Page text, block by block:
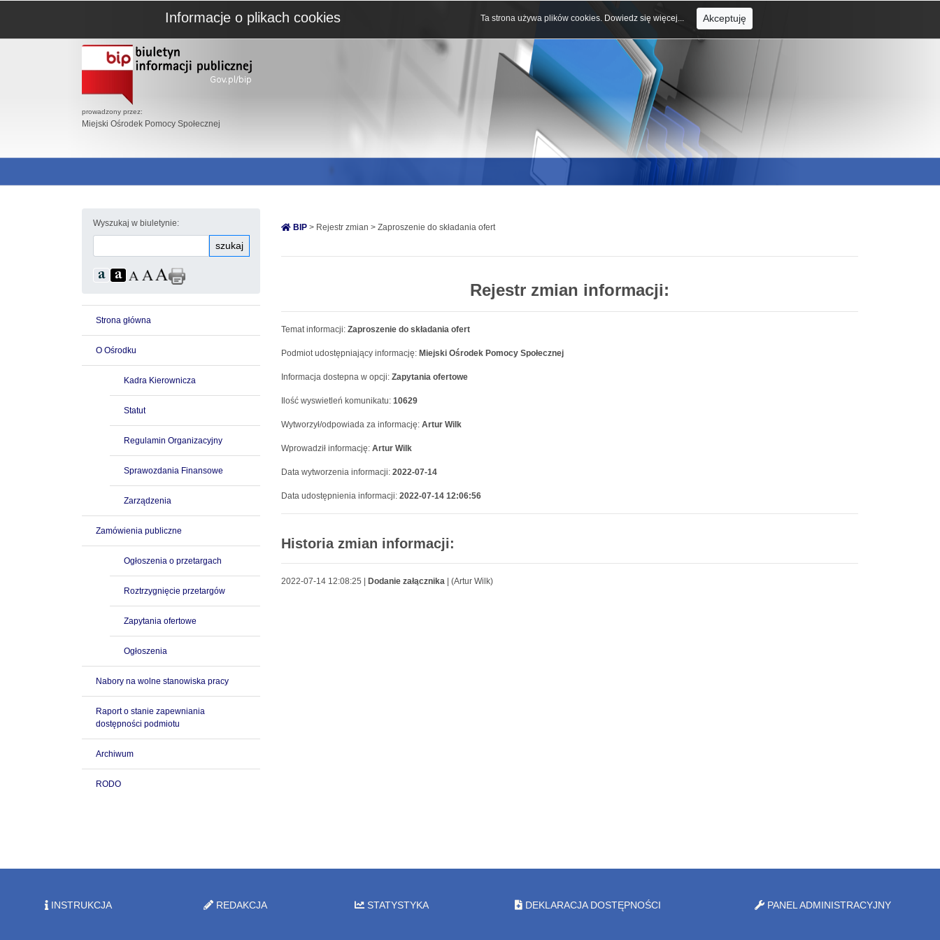
prowadzony przez:
Miejski Ośrodek Pomocy Społecznej
Wyszukaj w biuletynie:
szukaj
Strona główna
O Ośrodku
Kadra Kierownicza
Statut
Regulamin Organizacyjny
Sprawozdania Finansowe
Zarządzenia
Zamówienia publiczne
Ogłoszenia o przetargach
Roztrzygnięcie przetargów
Zapytania ofertowe
Ogłoszenia
Nabory na wolne stanowiska pracy
Raport o stanie zapewniania
dostępności podmiotu
Archiwum
RODO
BIP > Rejestr zmian > Zaproszenie do składania ofert
Rejestr zmian informacji:
Temat informacji: Zaproszenie do składania ofert
Podmiot udostępniający informację: Miejski Ośrodek Pomocy Społecznej
Informacja dostepna w opcji: Zapytania ofertowe
Ilość wyswietleń komunikatu: 10629
Wytworzył/odpowiada za informację: Artur Wilk
Wprowadził informację: Artur Wilk
Data wytworzenia informacji: 2022-07-14
Data udostępnienia informacji: 2022-07-14 12:06:56
Historia zmian informacji:
2022-07-14 12:08:25 | Dodanie załącznika | (Artur Wilk)
Informacje o plikach cookies Ta strona używa plików cookies. Dowiedz się więcej... Akceptuję
INSTRUKCJA REDAKCJA STATYSTYKA DEKLARACJA DOSTĘPNOŚCI PANEL ADMINISTRACYJNY